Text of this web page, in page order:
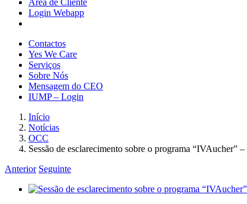
Área de Cliente
Login Webapp
Contactos
Yes We Care
Serviços
Sobre Nós
Mensagem do CEO
IUMP – Login
Início
Notícias
OCC
Sessão de esclarecimento sobre o programa “IVAucher”
Anterior Seguinte
View